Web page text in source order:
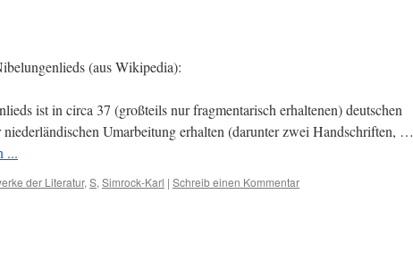
(aus Wikipedia):
ist in circa 37 (großteils nur fragmentarisch erhaltenen) deutschen
Umarbeitung erhalten (darunter zwei Handschriften, …
...
der Literatur, S, Simrock-Karl | Schreib einen Kommentar